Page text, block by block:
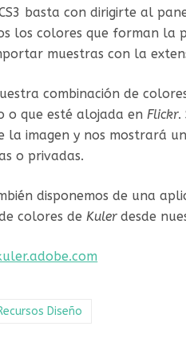
basta con dirigirte al
los colores que forman la
muestras con la
combinación de
o que esté alojada enFlickr.
la imagen y nos mostrará
o privadas.
disponemos de una
colores deKulerdesde
Diseño